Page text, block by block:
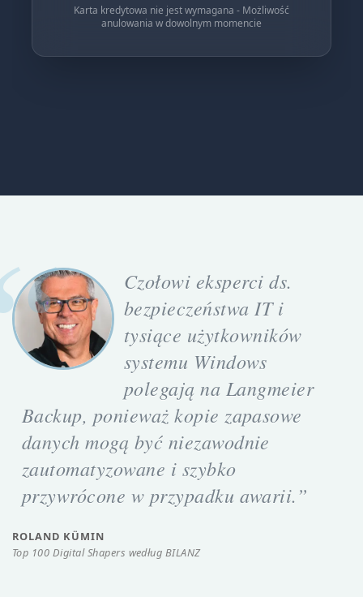
Czołowi eksperci ds.
bezpieczeństwa IT i
tysiące użytkowników
systemu Windows
polegają na Langmeier
Backup, ponieważ kopie zapasowe
danych mogą być niezawodnie
zautomatyzowane i szybko
przywrócone w przypadku awarii.”
ROLAND KÜMIN
Top 100 Digital Shapers według BILANZ